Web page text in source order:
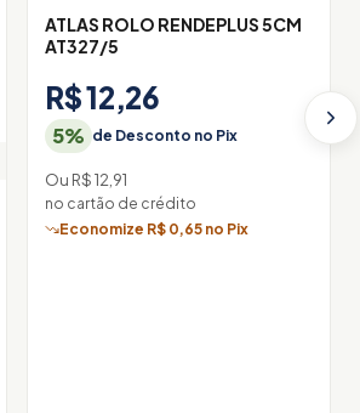
ATLAS ROLO RENDEPLUS 5CM
AT327/5
R$ 12,26
5% de Desconto no Pix
Ou R$ 12,91
no cartão de crédito
Economize R$ 0,65 no Pix